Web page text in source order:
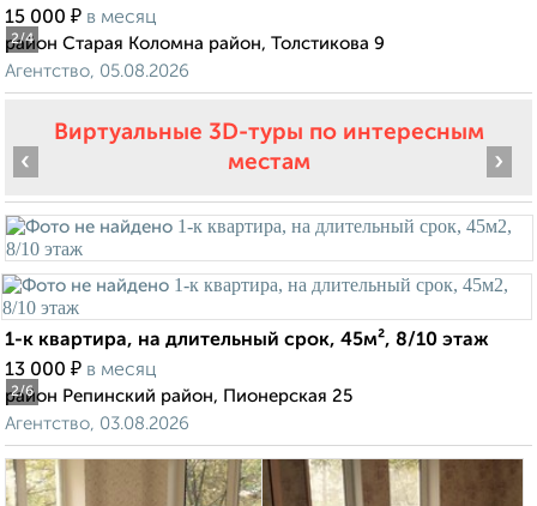
2/4
15 000 ₽ в месяц
район Старая Коломна район, Толстикова 9
Агентство, 05.08.2026
Виртуальные 3D-туры по интересным
местам
2/6
‹ ›
1-к квартира, на длительный срок, 45м², 8/10 этаж
13 000 ₽ в месяц
район Репинский район, Пионерская 25
Агентство, 03.08.2026